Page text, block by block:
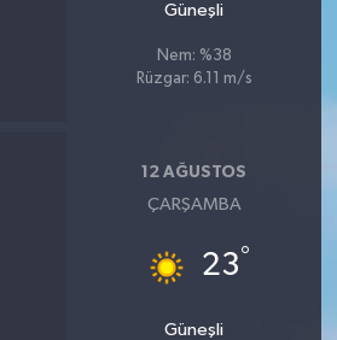
Güneşli
Nem: %38
Rüzgar: 6.11 m/s
12 AĞUSTOS
ÇARŞAMBA
23°
Güneşli